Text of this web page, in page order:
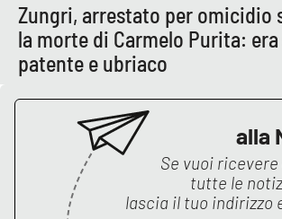
LAC
NETWORK
Lactv.it
Laconair.it
Zungri, arrestato per omicidio
la morte di Carmelo Purita: era
patente e ubriaco
alla
Se vuoi
tutte le
lascia il tuo indirizzo